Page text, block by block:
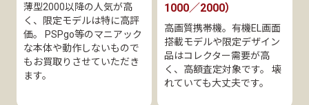
薄型2000以降の人気が高
く、限定モデルは特に高評
価。 PSPgo等のマニアック
な本体や動作しないもので
もお買取りさせていただき
ます。
1000／2000）
高画質携帯機。有機EL画面
搭載モデルや限定デザイン
品はコレクター需要が高
く、高額査定対象です。 壊
れていても大丈夫です。